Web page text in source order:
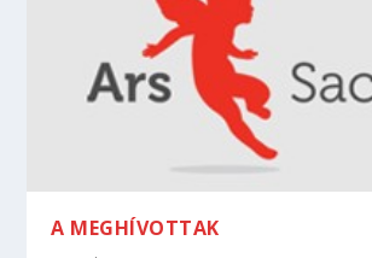
A MEGHÍVOTTAK